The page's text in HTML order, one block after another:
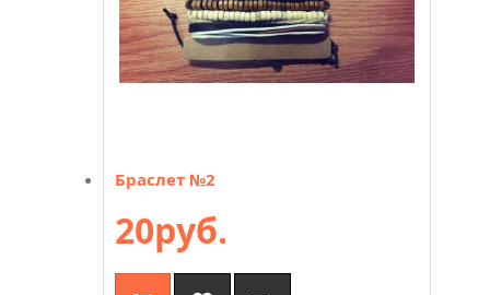
Браслет №2
20руб.